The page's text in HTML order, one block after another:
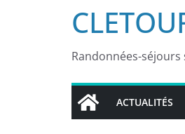
Randonnées-
ACTUALITÉS